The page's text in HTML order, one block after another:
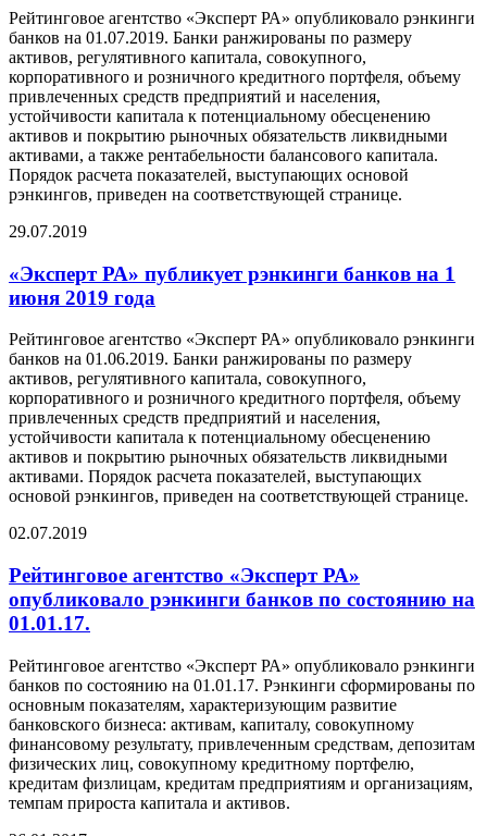
Рейтинговое агентство «Эксперт РА» опубликовало рэнкинги
банков на 01.07.2019. Банки ранжированы по размеру
активов, регулятивного капитала, совокупного,
корпоративного и розничного кредитного портфеля, объему
привлеченных средств предприятий и населения,
устойчивости капитала к потенциальному обесценению
активов и покрытию рыночных обязательств ликвидными
активами, а также рентабельности балансового капитала.
Порядок расчета показателей, выступающих основой
рэнкингов, приведен на соответствующей странице.
29.07.2019
«Эксперт РА» публикует рэнкинги банков на 1
июня 2019 года
Рейтинговое агентство «Эксперт РА» опубликовало рэнкинги
банков на 01.06.2019. Банки ранжированы по размеру
активов, регулятивного капитала, совокупного,
корпоративного и розничного кредитного портфеля, объему
привлеченных средств предприятий и населения,
устойчивости капитала к потенциальному обесценению
активов и покрытию рыночных обязательств ликвидными
активами. Порядок расчета показателей, выступающих
основой рэнкингов, приведен на соответствующей странице.
02.07.2019
Рейтинговое агентство «Эксперт РА»
опубликовало рэнкинги банков по состоянию на
01.01.17.
Рейтинговое агентство «Эксперт РА» опубликовало рэнкинги
банков по состоянию на 01.01.17. Рэнкинги сформированы по
основным показателям, характеризующим развитие
банковского бизнеса: активам, капиталу, совокупному
финансовому результату, привлеченным средствам, депозитам
физических лиц, совокупному кредитному портфелю,
кредитам физлицам, кредитам предприятиям и организациям,
темпам прироста капитала и активов.